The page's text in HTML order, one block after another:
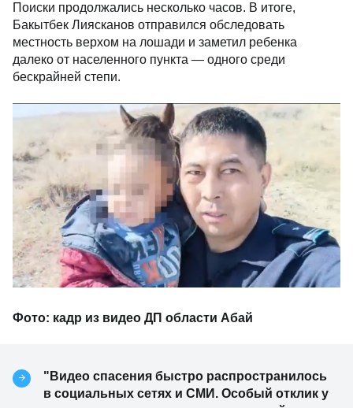
Поиски продолжались несколько часов. В итоге,
Бакытбек Лиясканов отправился обследовать
местность верхом на лошади и заметил ребенка
далеко от населенного пункта — одного среди
бескрайней степи.
Фото: кадр из видео ДП области Абай
"Видео спасения быстро распространилось
в социальных сетях и СМИ. Особый отклик у